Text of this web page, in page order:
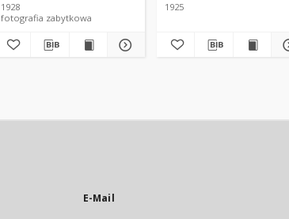
1928
fotografia zabytkowa
1925
E-Mail